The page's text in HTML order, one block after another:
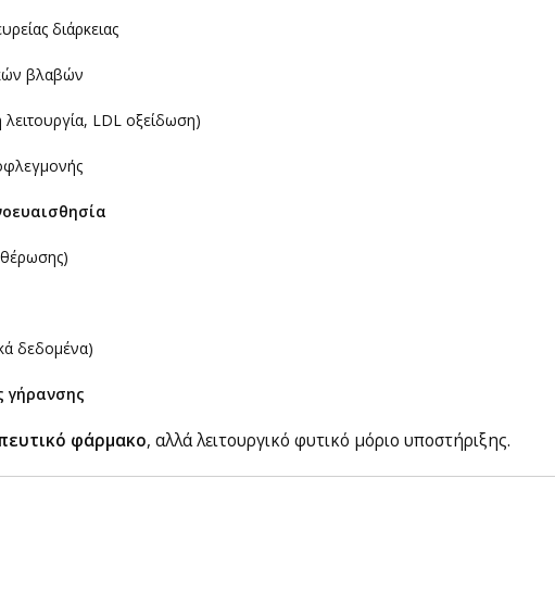
διάρκειας
βλαβών
λειτουργία, LDL οξείδωση)
δεδομένα)
γήρανσης
φάρμακο, αλλά λειτουργικό φυτικό μόριο υποστήριξης.